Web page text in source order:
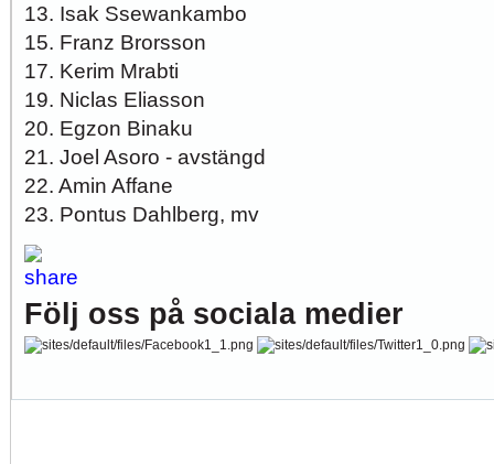
13. Isak Ssewankambo
15. Franz Brorsson
17. Kerim Mrabti
19. Niclas Eliasson
20. Egzon Binaku
21. Joel Asoro - avstängd
22. Amin Affane
23. Pontus Dahlberg, mv
Följ oss på sociala medier